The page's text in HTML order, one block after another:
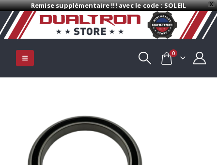
X
Remise supplémentaire !!! avec le code : SOLEIL
0